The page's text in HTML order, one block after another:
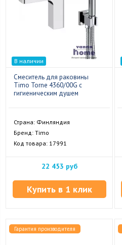
В наличии
Смеситель для раковины
Timo Torne 4360/00G с
гигиеническим душем
Страна: Финляндия
Бренд: Timo
Код товара: 17991
22 453 руб
Купить в 1 клик
Гарантия производителя